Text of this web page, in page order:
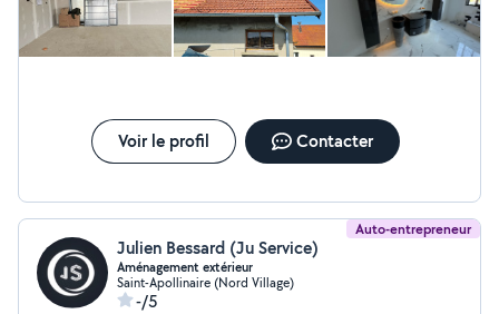
Voir le profil Contacter
Auto-entrepreneur
Julien Bessard (Ju Service)
Aménagement extérieur
Saint-Apollinaire (Nord Village)
-/5